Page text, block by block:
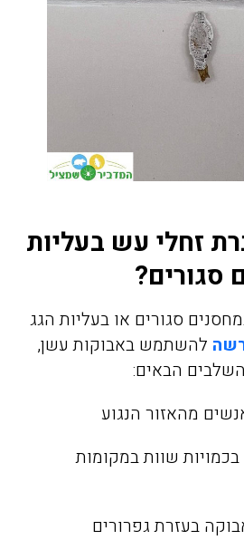
זחלי עש בעליות
סגורים?
סגורים או בעליות הגג
להשתמש באבוקות עשן,
הבאים:
מהאזור הנגוע
שוות במקומות
בעזרת גפרורים